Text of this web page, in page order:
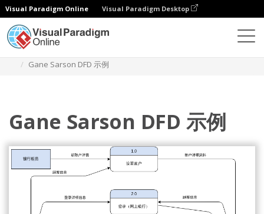
Visual Paradigm Online Visual Paradigm Desktop
Gane Sarson DFD 示例
Gane Sarson DFD 示例